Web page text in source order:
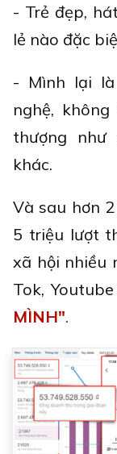
- Trẻ đẹp,
lẻ nào đặc
- Mình lại là
nghệ,
thượng
khác.
Và sau hơn
5 triệu lượt
xã hội nhiều
Tok,
MÌNH".